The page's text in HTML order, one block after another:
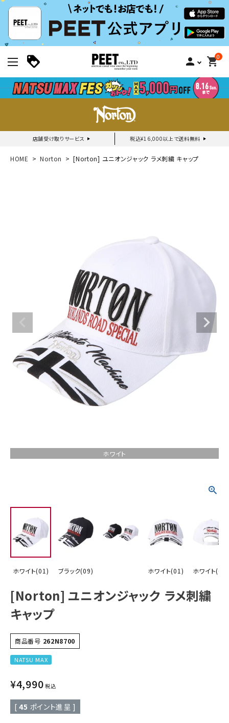
person 0
shopping_cart
店舗受け取りサービス 税込¥16,000以上で送料無料
新規会員登録｜ログイン
スタイリング
ニュース・特集
ランキング
HOME Norton [Norton] ユニオンジャック ラメ刺繍 キャップ
ホワイト
ホワイト(01) ブラック(09) ホワイト(01) ホワイト(01)
[Norton] ユニオンジャック ラメ刺繍
キャップ
商品番号 262N8700
NATSU MAX
¥4,990 税込
[ 45 ポイント進呈 ]